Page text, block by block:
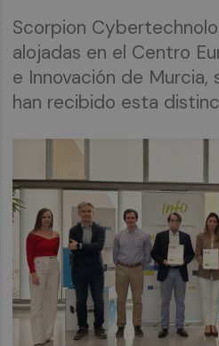
Scorpion
alojadas en el Centro
e Innovación de Murcia,
han recibido esta